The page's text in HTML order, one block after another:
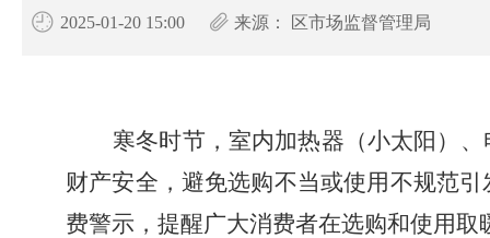
2025-01-20 15:00 来源： 区市场监督管理局
寒冬时节，室内加热器（小太阳）
财产安全，避免选购不当或使用不规范
费警示，提醒广大消费者在选购和使用取